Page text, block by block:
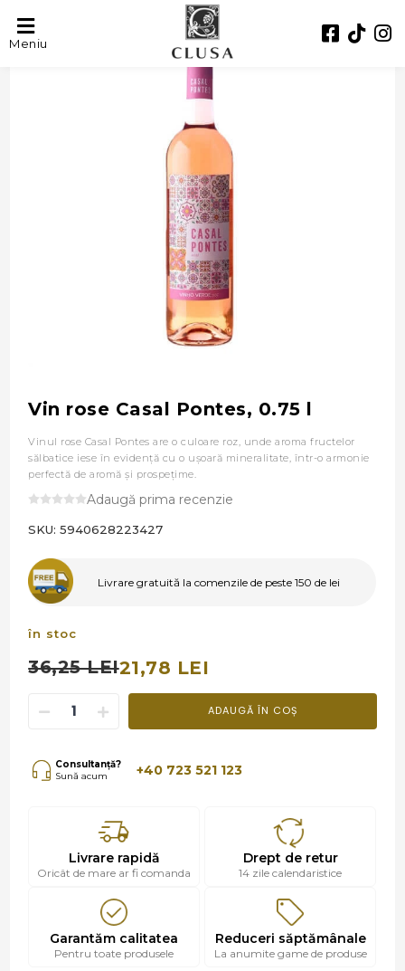
Meniu- 40%
Vin rose Casal Pontes, 0.75 l
Vinul rose Casal Pontes are o culoare roz, unde aroma fructelor
sălbatice iese în evidență cu o ușoară mineralitate, într-o armonie
perfectă de aromă și prospețime.
Adaugă prima recenzie
SKU: 5940628223427
Livrare gratuită la comenzile de peste 150 de lei
în stoc
36,25 LEI21,78 LEI
ADAUGĂ ÎN COȘ
Consultanță?
Sună acum
+40 723 521 123
Livrare rapidă
Oricât de mare ar fi comanda
Drept de retur
14 zile calendaristice
Garantăm calitatea
Pentru toate produsele
Reduceri săptămânale
La anumite game de produse